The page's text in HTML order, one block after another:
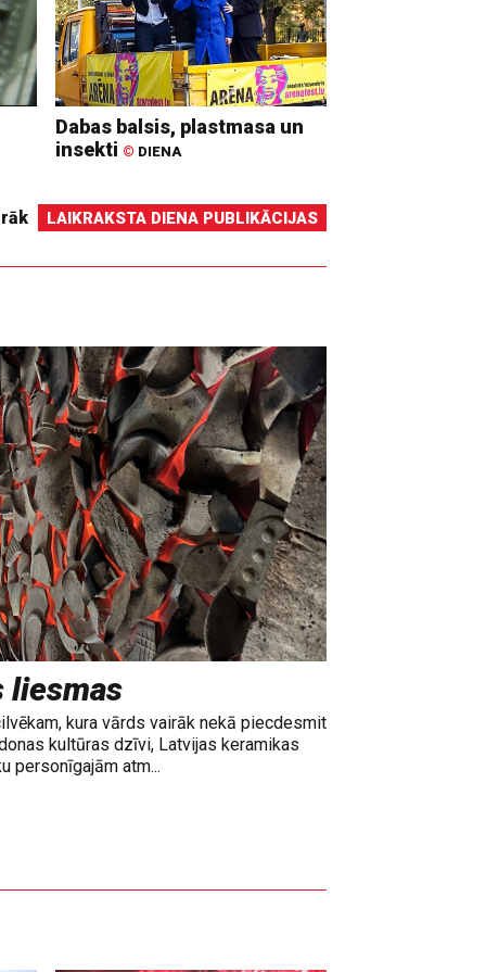
Dabas balsis, plastmasa un
insekti © DIENA
LAIKRAKSTA DIENA PUBLIKĀCIJAS
liesmas
kura vārds vairāk nekā piecdesmit
kultūras dzīvi, Latvijas keramikas
personīgajām atm...